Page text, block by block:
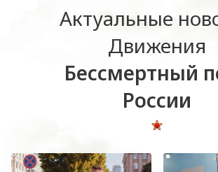
Актуальные
Движения
Бессмертный
России